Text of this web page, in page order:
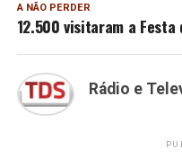
A NÃO PERDER
12.500 visitaram a Festa
Rádio e